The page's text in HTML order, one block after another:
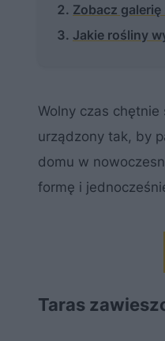
Zobacz
Jakie rośliny
Wolny czas
urządzony tak, by
domu w
formę i
Taras